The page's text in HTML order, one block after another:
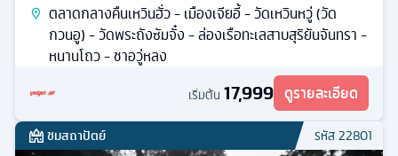
ตลาดกลางคืนเหวินฮั่ว - เมืองเจียอี้ - วัดเหวินหวู่ (วัด
กวนอู) - วัดพระถังซัมจั๋ง - ล่องเรือทะเลสาบสุริยันจันทรา -
หนานโถว - ชาอวู่หลง
เริ่มต้น 17,999 ดูรายละเอียด
ชมสถาปัตย์ รหัส22801